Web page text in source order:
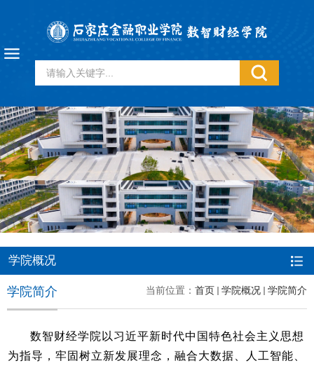
学院概况
当前位置： 首页 学院概况 学院简介
学院简介
数智财经学院以习近平新时代中国特色社会主义思想
为指导 ，牢固树立新发展理念，融合大数据、人工智能、